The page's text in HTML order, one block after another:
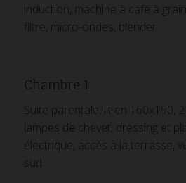
induction, machine à café à
filtre, micro-ondes, blender
Chambre 1
Suite parentale, lit en 160x190,
lampes de chevet, dressing et
électrique, accès à la terrasse,